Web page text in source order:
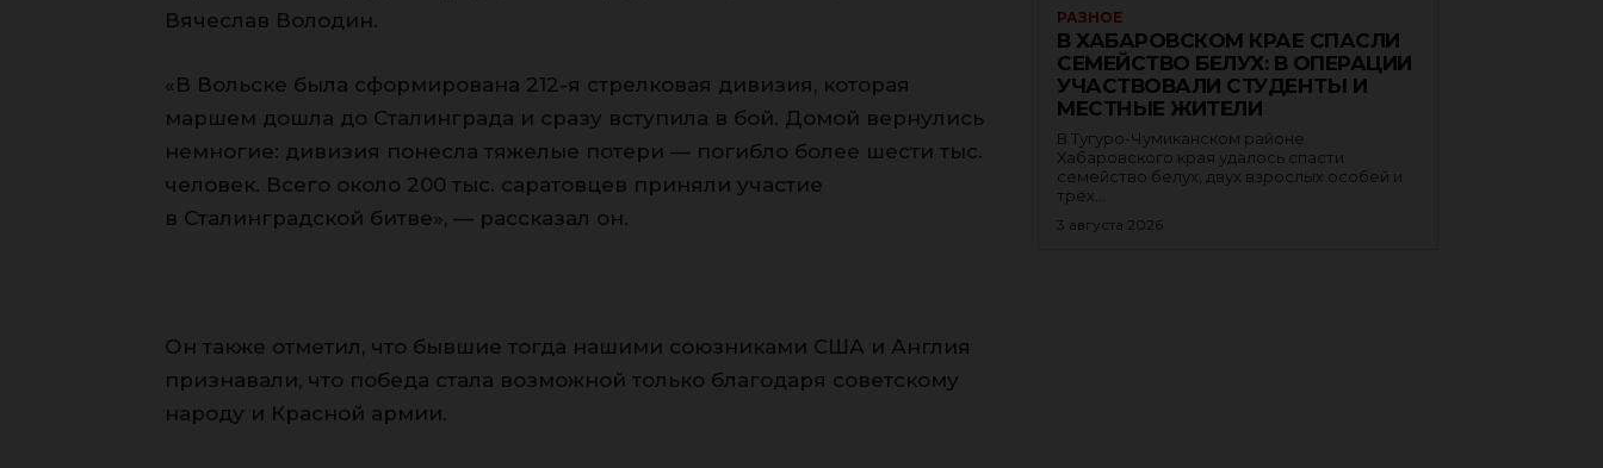
Вячеслав Володин.
«В Вольске была сформирована 212-я стрелковая дивизия, которая
маршем дошла до Сталинграда и сразу вступила в бой. Домой вернулись
немногие: дивизия понесла тяжелые потери — погибло более шести тыс.
человек. Всего около 200 тыс. саратовцев приняли участие
в Сталинградской битве», — рассказал он.
Он также отметил, что бывшие тогда нашими союзниками США и Англия
признавали, что победа стала возможной только благодаря советскому
народу и Красной армии.
РАЗНОЕ
В ХАБАРОВСКОМ КРАЕ СПАСЛИ
СЕМЕЙСТВО БЕЛУХ: В ОПЕРАЦИИ
УЧАСТВОВАЛИ СТУДЕНТЫ И
МЕСТНЫЕ ЖИТЕЛИ
В Тугуро-Чумиканском районе
Хабаровского края удалось спасти
семейство белух, двух взрослых особей и
трёх...
3 августа 2026